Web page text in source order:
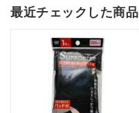
最近チェックした商品